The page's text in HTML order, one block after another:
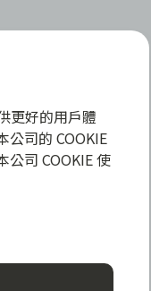
辦業務，也未與代辦
或實體信用卡，請提
財最安心。總費用年
各合作商家提供之商
視其個別產品及分期
分期費用率。
Finance
更好的用戶體
公司的 COOKIE
公司 COOKIE 使